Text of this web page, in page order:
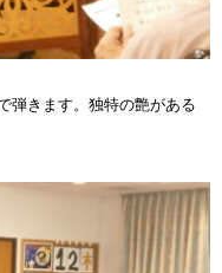
弾きます。独特の艶がある